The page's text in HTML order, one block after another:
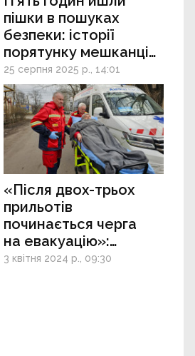
пішки в пошуках
безпеки: історії
порятунку мешканців
Донеччини, які
тікають від війни
25 серпня 2025 р., 14:01
«Після двох-трьох
прильотів
починається черга
на евакуацію»:
як волонтери
3 квітня 2024 р., 09:30